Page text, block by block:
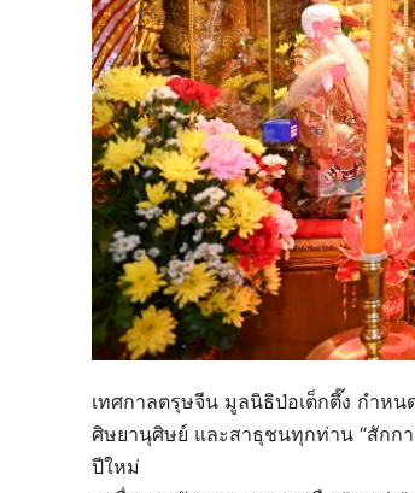
เทศกาลตรุษจีน มูลนิธิป่อเต็กตึ๊ง กำห
ศิษยานุศิษย์ และสาธุชนทุกท่าน “สักกา
ปีใหม่